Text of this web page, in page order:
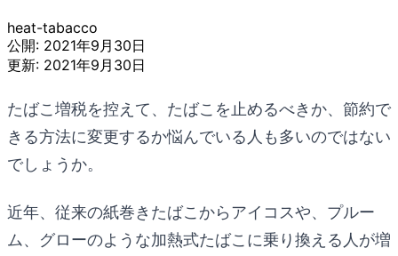
heat-tabacco
公開: 2021年9月30日
更新: 2021年9月30日
たばこ増税を控えて、たばこを止めるべきか、節約で
きる方法に変更するか悩んでいる人も多いのではない
でしょうか。
近年、従来の紙巻きたばこからアイコスや、プルー
ム、グローのような加熱式たばこに乗り換える人が増